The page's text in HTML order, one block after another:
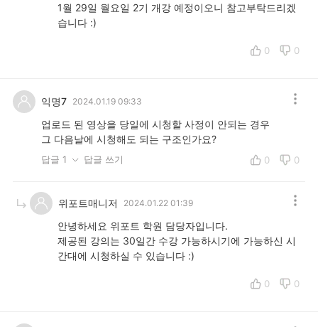
1월 29일 월요일 2기 개강 예정이오니 참고부탁드리겠
습니다 :)
0 0
익명7 2024.01.19 09:33
업로드 된 영상을 당일에 시청할 사정이 안되는 경우
그 다음날에 시청해도 되는 구조인가요?
답글 1 답글 쓰기 0 0
위포트매니저 2024.01.22 01:39
안녕하세요 위포트 학원 담당자입니다.
제공된 강의는 30일간 수강 가능하시기에 가능하신 시
간대에 시청하실 수 있습니다 :)
0 0